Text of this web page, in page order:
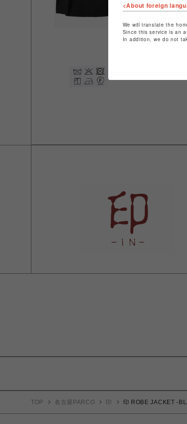
TOP 名古屋PARCO 印 印 ROBE JACKET -
<About foreign
We will translate the
Since this service is an
In addition, we do not